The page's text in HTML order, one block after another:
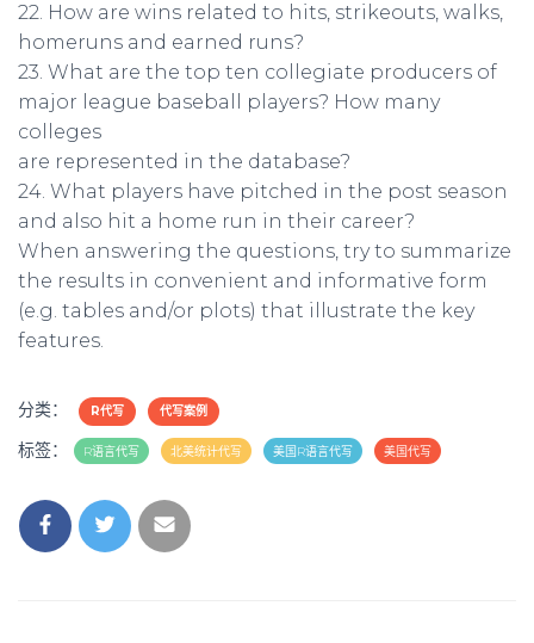
22. How are wins related to hits, strikeouts, walks,
homeruns and earned runs?
23. What are the top ten collegiate producers of
major league baseball players? How many
colleges
are represented in the database?
24. What players have pitched in the post season
and also hit a home run in their career?
When answering the questions, try to summarize
the results in convenient and informative form
(e.g. tables and/or plots) that illustrate the key
features.
分类： R代写 代写案例
标签： R语言代写 北美统计代写 美国R语言代写 美国代写